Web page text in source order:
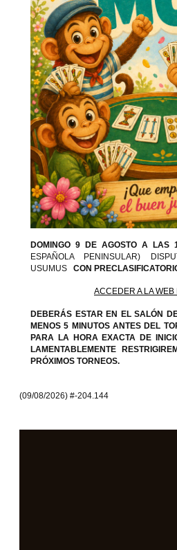
DOMINGO 9 DE AGOSTO A
ESPAÑOLA PENINSULAR)
USUMUS CON
ACCEDER A LA
DEBERÁS ESTAR EN EL SALÓN
MENOS 5 MINUTOS ANTES DEL
PARA LA HORA EXACTA DE
LAMENTABLEMENTE
PRÓXIMOS TORNEOS.
(09/08/2026) #-204.144